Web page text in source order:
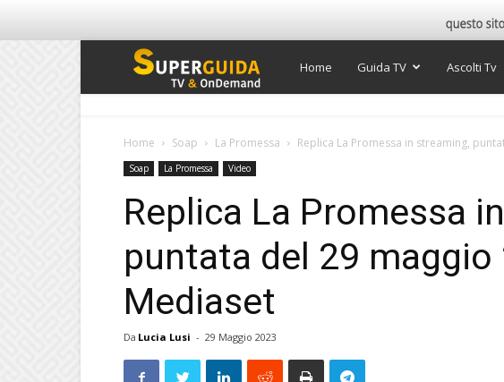
Super
Home Guida TV Ascolti Tv
Home Soap La Promessa Replica La Promessa in streaming,
Soap La Promessa Video
Replica La Promessa
puntata del 29 maggio
Mediaset
Da Lucia Lusi - 29 Maggio 2023